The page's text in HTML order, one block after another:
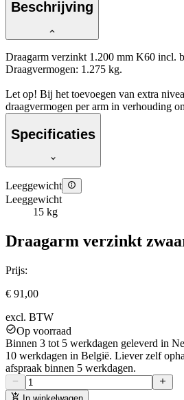
Beschrijving
Draagarm verzinkt 1.200 mm K60 incl.
Draagvermogen: 1.275 kg.
Let op! Bij het toevoegen van extra
draagvermogen per arm in verhouding
Specificaties
Leeggewicht
Leeggewicht
15 kg
Draagarm verzinkt
Prijs:
€ 91,00
excl. BTW
Op voorraad
Binnen 3 tot 5 werkdagen geleverd in
10 werkdagen in België. Liever zelf
afspraak binnen 5 werkdagen.